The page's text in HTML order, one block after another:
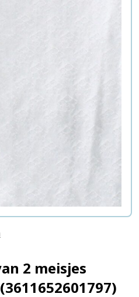
2 meisjes